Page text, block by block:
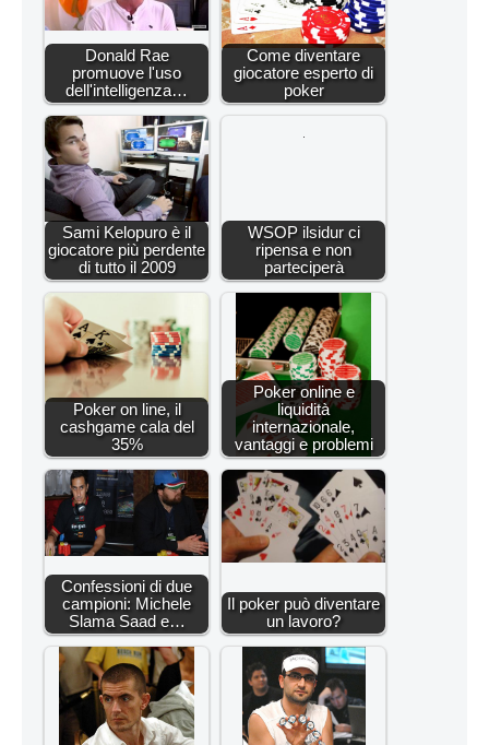
Donald Rae
promuove l'uso
dell'intelligenza…
Come diventare
giocatore esperto di
poker
Sami Kelopuro è il
giocatore più perdente
di tutto il 2009
WSOP ilsidur ci
ripensa e non
parteciperà
Poker on line, il
cashgame cala del
35%
Poker online e
liquidità
internazionale,
vantaggi e problemi
Confessioni di due
campioni: Michele
Slama Saad e…
Il poker può diventare
un lavoro?